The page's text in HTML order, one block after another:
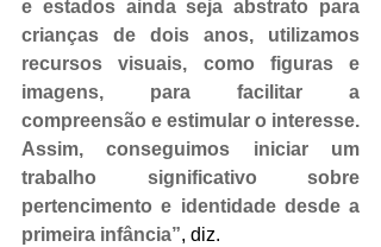
e estados ainda seja abstrato para
crianças de dois anos, utilizamos
recursos visuais, como figuras e
imagens, para facilitar a
compreensão e estimular o interesse.
Assim, conseguimos iniciar um
trabalho significativo sobre
pertencimento e identidade desde a
primeira infância”, diz.